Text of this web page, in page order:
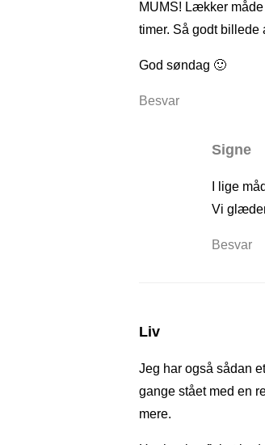
MUMS! Lækker
timer. Så godt billede
God søndag 🙂
Besvar
Signe
I lige
Vi
Besvar
Liv
Jeg har også sådan
gange stået med en
mere.